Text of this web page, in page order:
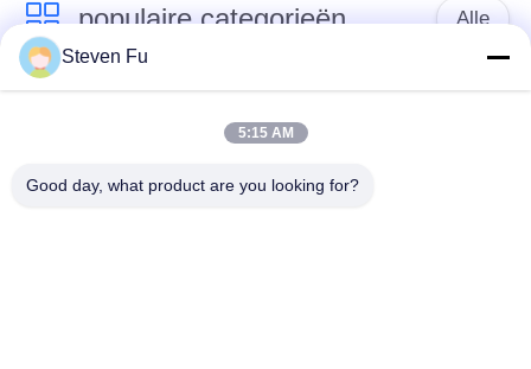
populaire categorieën Alle
stalen structuur
De Workshop van de
staalstructuur
de bouw van de
De vervaardiging van
Steven Fu
5:15 AM
Good day, what product are you looking for?